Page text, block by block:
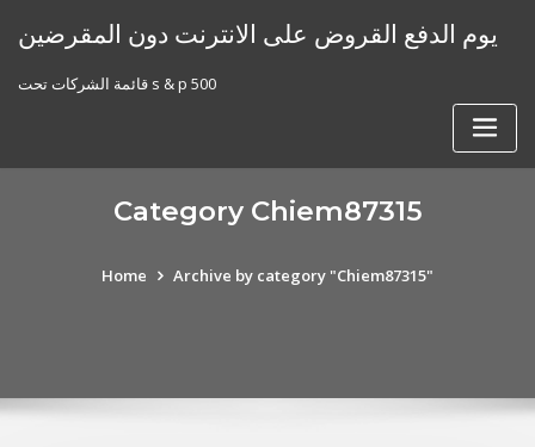
يوم الدفع القروض على الانترنت دون المقرضين
قائمة الشركات تحت s & p 500
Category Chiem87315
Home Archive by category "Chiem87315"